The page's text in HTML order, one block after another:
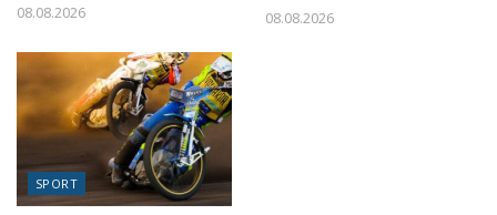
08.08.2026 08.08.2026
SPORT